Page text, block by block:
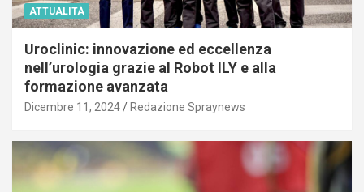
ATTUALITÀ
Uroclinic: innovazione ed eccellenza
nell’urologia grazie al Robot ILY e alla
formazione avanzata
Dicembre 11, 2024 Redazione Spraynews